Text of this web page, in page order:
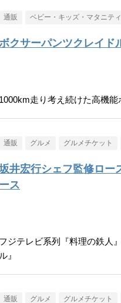
通販 ベビー・キッズ・マタニテ
クサーパンツクレイド
1000km走り考え続けた高機能
通販 グルメ グルメチケット
井宏行シェフ監修ロー
ース
フジテレビ系列『料理の鉄人
ル』
通販 グルメ グルメチケット